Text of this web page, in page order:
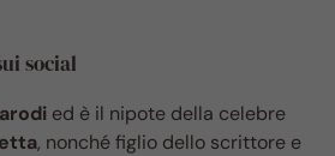
social
ed è il nipote della celebre
, nonché figlio dello scrittore e